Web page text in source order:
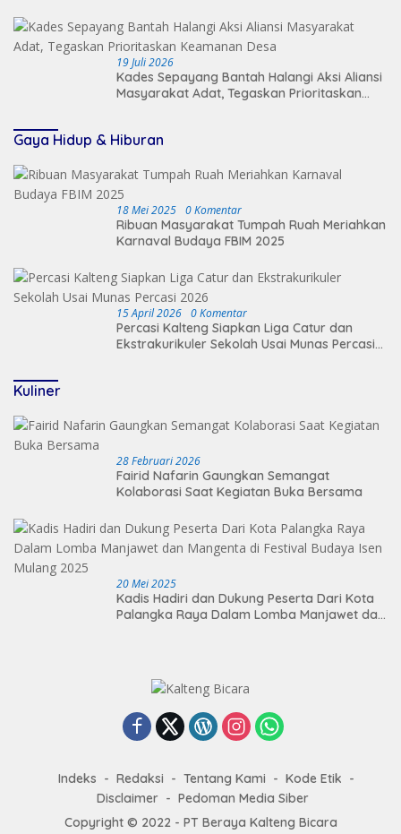
19 Juli 2026
Kades Sepayang Bantah Halangi Aksi Aliansi
Masyarakat Adat, Tegaskan Prioritaskan
Gaya Hidup & Hiburan
18 Mei 2025 0 Komentar
Ribuan Masyarakat Tumpah Ruah Meriahkan
Karnaval Budaya FBIM 2025
15 April 2026 0 Komentar
Percasi Kalteng Siapkan Liga Catur dan
Ekstrakurikuler Sekolah Usai Munas Percasi
Kuliner
28 Februari 2026
Fairid Nafarin Gaungkan Semangat
Kolaborasi Saat Kegiatan Buka Bersama
20 Mei 2025
Kadis Hadiri dan Dukung Peserta Dari Kota
Palangka Raya Dalam Lomba Manjawet dan
Indeks Redaksi Tentang Kami
Kode Etik
Disclaimer
Pedoman Media Siber
Copyright © 2022 - PT Beraya Kalteng Bicara